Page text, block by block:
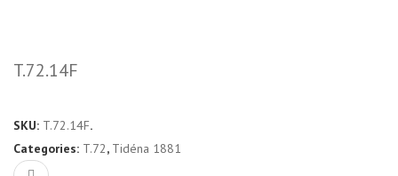
T.72.14F
SKU: T.72.14F.
Categories: T.72, Tidéna 1881